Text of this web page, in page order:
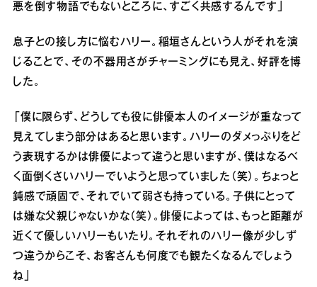
悪を倒す物語でもないところに、すごく共感するんです」
息子との接し方に悩むハリー。稲垣さんという人がそれを演
じることで、その不器用さがチャーミングにも見え、好評を博
した。
「僕に限らず、どうしても役に俳優本人のイメージが重なって
見えてしまう部分はあると思います。ハリーのダメっぷりをど
う表現するかは俳優によって違うと思いますが、僕はなるべ
く面倒くさいハリーでいようと思っていました（笑）。ちょっと
鈍感で頑固で、それでいて弱さも持っている。子供にとって
は嫌な父親じゃないかな（笑）。俳優によっては、もっと距離が
近くて優しいハリーもいたり。それぞれのハリー像が少しず
つ違うからこそ、お客さんも何度でも観たくなるんでしょう
ね」